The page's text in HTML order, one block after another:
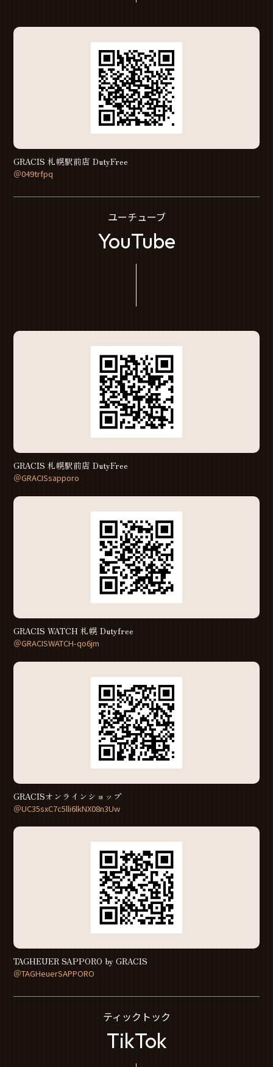
GRACIS 札幌駅前店 DutyFree
＠049trfpq
ユーチューブ
YouTube
GRACIS 札幌駅前店 DutyFree
＠GRACISsapporo
GRACIS WATCH 札幌 Dutyfree
＠GRACISWATCH-qo6jm
GRACISオンラインショップ
＠UC35sxC7c5lli6lkNX08n3Uw
TAGHEUER SAPPORO by GRACIS
＠TAGHeuerSAPPORO
ティックトック
TikTok